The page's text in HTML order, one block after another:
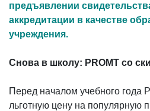
предъявлении
аккредитации в качестве
учреждения.
Снова в школу: PROMT со
Перед началом учебного года
льготную цену на популярную